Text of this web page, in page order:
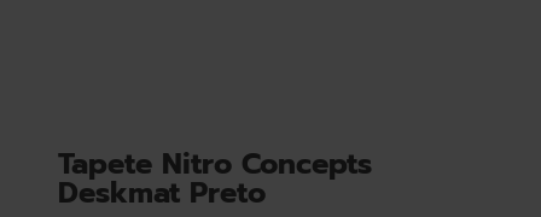
Tapete Nitro Concepts
Deskmat Preto